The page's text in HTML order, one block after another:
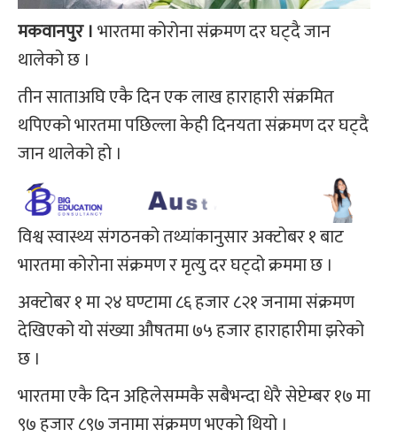
मकवानपुर ।भारतमा कोरोना संक्रमण दर घट्दै जान
थालेको छ ।
तीन साताअघि एकै दिन एक लाख हाराहारी संक्रमित
थपिएको भारतमा पछिल्ला केही दिनयता संक्रमण दर घट्दै
जान थालेको हो ।
विश्व स्वास्थ्य संगठनको तथ्यांकानुसार अक्टोबर १ बाट
भारतमा कोरोना संक्रमण र मृत्यु दर घट्दो क्रममा छ ।
अक्टोबर १ मा २४ घण्टामा ८६ हजार ८२१ जनामा संक्रमण
देखिएको यो संख्या औषतमा ७५ हजार हाराहारीमा झरेको
छ ।
भारतमा एकै दिन अहिलेसम्मकै सबैभन्दा धेरै सेप्टेम्बर १७ मा
९७ हजार ८९७ जनामा संक्रमण भएको थियो ।